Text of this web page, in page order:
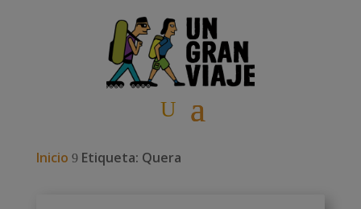
Inicio 9 Etiqueta: Quera